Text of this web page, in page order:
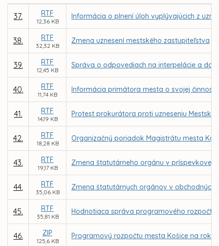
37. RTF
12,36 KB
Informácia o plnení úloh vyplývajúcich z
38. RTF
32,32 KB
Zmena uznesení mestského zastupiteľstva
39. RTF
12,45 KB
Správa o odpovediach na interpelácie a
40. RTF
11,74 KB
Informácia primátora mesta o svojej činnosti
41. RTF
14,19 KB
Protest prokurátora proti uzneseniu
42. RTF
18,28 KB
Organizačný poriadok Magistrátu mesta
43. RTF
19,17 KB
Zmena štatutárneho orgánu v príspevkovej
44. RTF
35,06 KB
Zmena štatutárnych orgánov v obchodných
45. RTF
35,81 KB
Hodnotiaca správa programového rozpočtu
46. ZIP
125,6 KB
Programový rozpočtu mesta Košice na roky